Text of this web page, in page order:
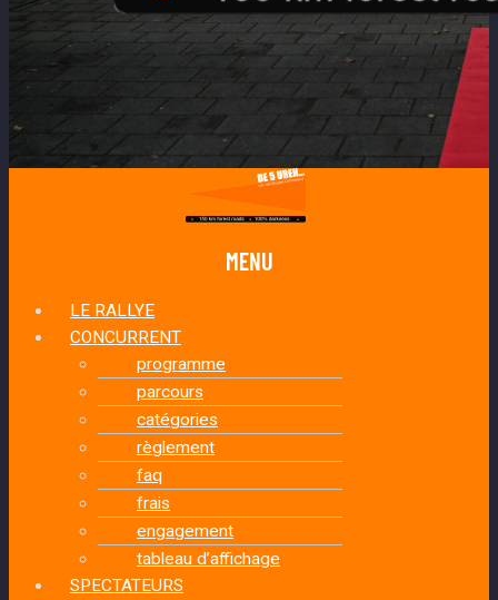
MENU
LE RALLYE
CONCURRENT
programme
parcours
catégories
règlement
faq
frais
engagement
tableau d’affichage
SPECTATEURS